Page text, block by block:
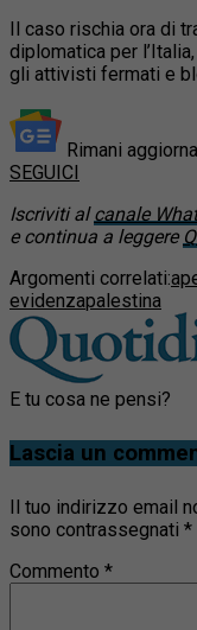
Il caso rischia ora di
diplomatica per
gli attivisti fermati e
Rimani
SEGUICI
Iscriviti alcanale
e continua a leggere
Argomenti correlati:
evidenzapalestina
E tu cosa ne pensi?
Lascia un
Il tuo indirizzo email
sono contrassegnati *
Commento *